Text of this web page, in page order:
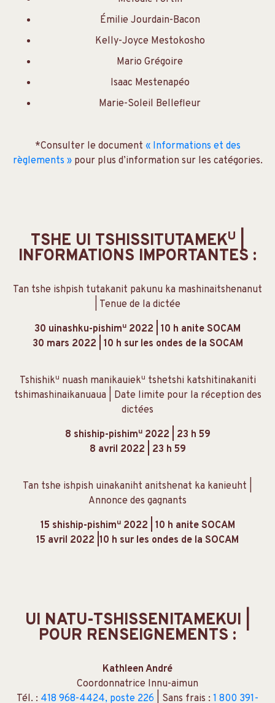
Émilie Jourdain-Bacon
Kelly-Joyce Mestokosho
Mario Grégoire
Isaac Mestenapéo
Marie-Soleil Bellefleur
*Consulter le document « Informations et des
règlements »pour plus d’information sur les catégories.
TSHE UI TSHISSITUTAMEKU
INFORMATIONS IMPORTANTES :
Tan tshe ishpish tutakanit pakunu ka mashinaitshenanut
| Tenue de la dictée
30 uinashku-pishimu 2022 | 10 h anite SOCAM
30 mars 2022 | 10 h sur les ondes de la SOCAM
Tshishiku nuash manikauieku tshetshi katshitinakaniti
tshimashinaikanuaua | Date limite pour la réception des
dictées
8 shiship-pishimu2022 | 23 h 59
8 avril 2022 | 23 h 59
Tan tshe ishpish uinakaniht anitshenat ka kanieuht |
Annonce des gagnants
15 shiship-pishimu2022 | 10 h anite SOCAM
15 avril 2022 |10 h sur les ondes de la SOCAM
UI NATU-TSHISSENITAMEKUI |
POUR RENSEIGNEMENTS :
Kathleen André
Coordonnatrice Innu-aimun
Tél. : 418 968-4424, poste 226 | Sans frais : 1 800 391-